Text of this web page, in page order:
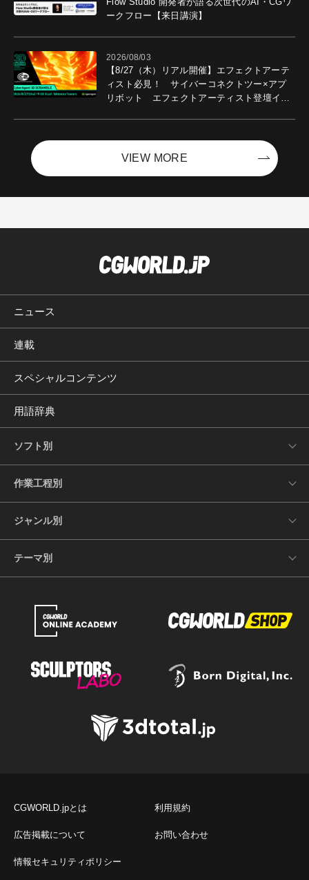
ークフロー【来日講演】
2026/08/03
【8/27（木）リアル開催】エフェクトアーテ
ィスト必見！ サイバーコネクトツー×アプ
リボット エフェクトアーティスト登壇イベ
VIEW MORE
ニュース
連載
スペシャルコンテンツ
用語辞典
ソフト別
作業工程別
ジャンル別
テーマ別
CGWORLD.jpとは 利用規約
広告掲載について お問い合わせ
情報セキュリティポリシー